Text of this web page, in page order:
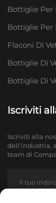
Bottiglie Per
Bottiglie Per
Flaconi Di
Bottiglie Di
Bottiglie Di
Iscriviti
Iscriviti alla
dell'industria,
team di